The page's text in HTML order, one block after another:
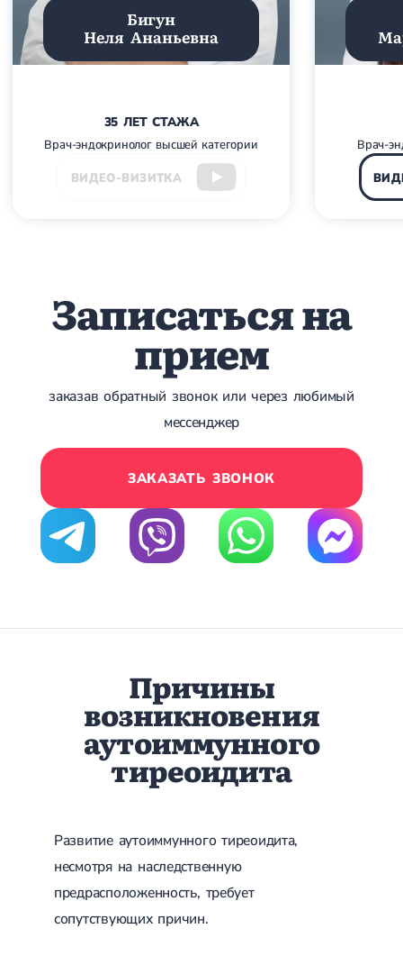
Магнитотерапия
Лазерная терапия
Реабилитация
Реабилитация после перелома
Реабилитация после вывиха
Лечебная физкультура
Дерматология
Бигун
Неля Ананьевна
35 ЛЕТ СТАЖА
Врач-эндокринолог высшей категории
ВИДЕО-ВИЗИТКА
Врач-
Записаться на
прием
заказав обратный звонок или через любимый
мессенджер
ЗАКАЗАТЬ ЗВОНОК
Причины
возникновения
аутоиммунного
тиреоидита
Развитие аутоиммунного тиреоидита,
несмотря на наследственную
предрасположенность, требует
сопутствующих причин.